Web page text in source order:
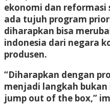
ekonomi dan
ada tujuh program
diharapkan bisa
indonesia dari negara
produsen.
“Diharapkan dengan
menjadi langkah
jump out of the box,”